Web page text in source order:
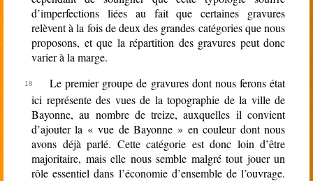
d’imperfections liées au fait que certaines gravures
relèvent à la fois de deux des grandes catégories que nous
proposons, et que la répartition des gravures peut donc
varier à la marge.
Le premier groupe de gravures dont nous ferons état
ici représente des vues de la topographie de la ville de
Bayonne, au nombre de treize, auxquelles il convient
d’ajouter la « vue de Bayonne » en couleur dont nous
avons déjà parlé. Cette catégorie est donc loin d’être
majoritaire, mais elle nous semble malgré tout jouer un
rôle essentiel dans l’économie d’ensemble de l’ouvrage.